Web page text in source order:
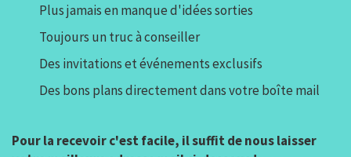
Plus jamais en manque d'idées sorties
Toujours un truc à conseiller
Des invitations et événements exclusifs
Des bons plans directement dans votre boîte mail
Pour la recevoir c'est facile, il suffit de nous laisser